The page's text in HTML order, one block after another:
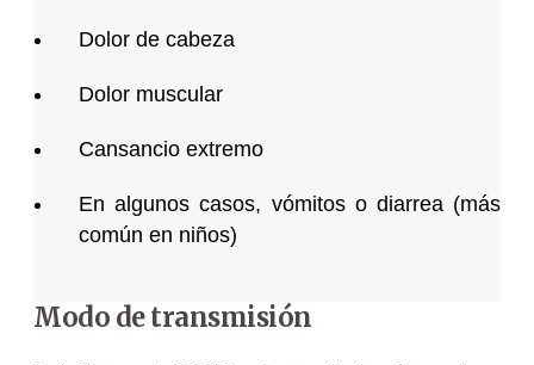
Dolor de cabeza
Dolor muscular
Cansancio extremo
En algunos casos, vómitos o diarrea (más
común en niños)
Modo de transmisión